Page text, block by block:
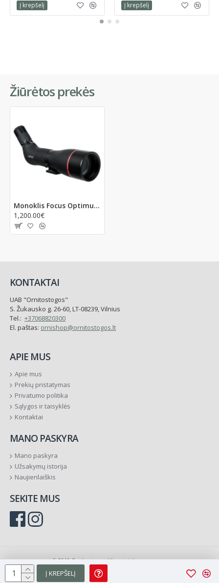
Į KREPŠELĮ
Į krepšelį Į krepšelį
Žiūrėtos prekės
Monoklis Focus Optimum 30-60x85 V2 APO VHG ED
1,200.00€
KONTAKTAI
UAB "Ornitostogos"
S. Žukausko g. 26-60, LT-08239, Vilnius
Tel.: +37068820300
El. paštas: ornishop@ornitostogos.lt
APIE MUS
Apie mus
Prekių pristatymas
Privatumo politika
Sąlygos ir taisyklės
Kontaktai
MANO PASKYRA
Mano paskyra
Užsakymų istorija
Naujienlaiškis
SEKITE MUS
© 2019 Ornitostogos. Visos teisės saugomos.
Sprendimas: